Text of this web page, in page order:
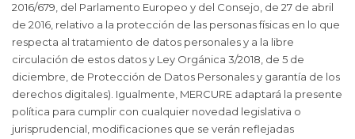
2016/679, del Parlamento Europeo y del Consejo, de 27 de abril
de 2016, relativo a la protección de las personas físicas en lo que
respecta al tratamiento de datos personales y a la libre
circulación de estos datos y Ley Orgánica 3/2018, de 5 de
diciembre, de Protección de Datos Personales y garantía de los
derechos digitales). Igualmente, MERCURE adaptará la presente
política para cumplir con cualquier novedad legislativa o
jurisprudencial, modificaciones que se verán reflejadas